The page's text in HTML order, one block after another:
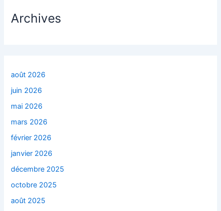
Archives
août 2026
juin 2026
mai 2026
mars 2026
février 2026
janvier 2026
décembre 2025
octobre 2025
août 2025